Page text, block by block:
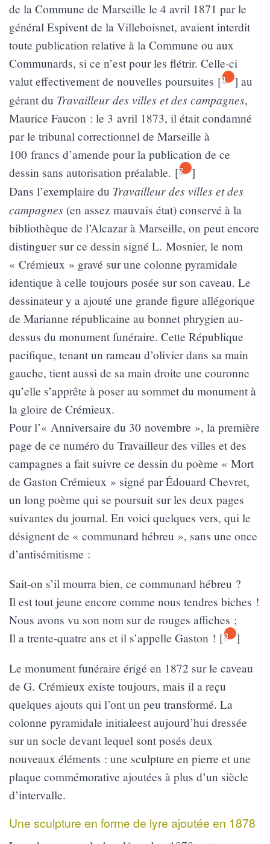
de la Commune de Marseille le 4 avril 1871 par le
général Espivent de la Villeboisnet, avaient interdit
toute publication relative à la Commune ou aux
Communards, si ce n’est pour les flétrir. Celle-ci
valut effectivement de nouvelles poursuites [1 ] au
gérant du Travailleur des villes et des campagnes,
Maurice Faucon : le 3 avril 1873, il était condamné
par le tribunal correctionnel de Marseille à
100 francs d’amende pour la publication de ce
dessin sans autorisation préalable. [2
]
Dans l’exemplaire du Travailleur des villes et des
campagnes (en assez mauvais état) conservé à la
bibliothèque de l’Alcazar à Marseille, on peut encore
distinguer sur ce dessin signé L. Mosnier, le nom
« Crémieux » gravé sur une colonne pyramidale
identique à celle toujours posée sur son caveau. Le
dessinateur y a ajouté une grande figure allégorique
de Marianne républicaine au bonnet phrygien au-
dessus du monument funéraire. Cette République
pacifique, tenant un rameau d’olivier dans sa main
gauche, tient aussi de sa main droite une couronne
qu’elle s’apprête à poser au sommet du monument à
la gloire de Crémieux.
Pour l’« Anniversaire du 30 novembre », la première
page de ce numéro du Travailleur des villes et des
campagnes a fait suivre ce dessin du poème « Mort
de Gaston Crémieux » signé par Édouard Chevret,
un long poème qui se poursuit sur les deux pages
suivantes du journal. En voici quelques vers, qui le
désignent de « communard hébreu », sans une once
d’antisémitisme :
Sait-on s’il mourra bien, ce communard hébreu ?
Il est tout jeune encore comme nous tendres biches !
Nous avons vu son nom sur de rouges affiches ;
Il a trente-quatre ans et il s’appelle Gaston ! [3
]
Le monument funéraire érigé en 1872 sur le caveau
de G. Crémieux existe toujours, mais il a reçu
quelques ajouts qui l’ont un peu transformé. La
colonne pyramidale initialeest aujourd’hui dressée
sur un socle devant lequel sont posés deux
nouveaux éléments : une sculpture en pierre et une
plaque commémorative ajoutées à plus d’un siècle
d’intervalle.
Une sculpture en forme de lyre ajoutée en 1878